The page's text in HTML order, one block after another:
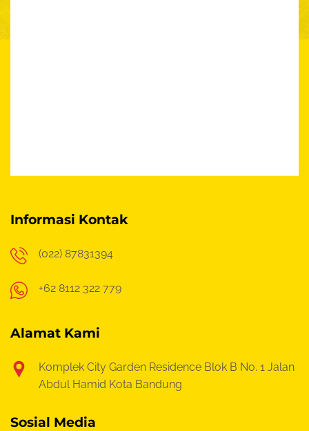
Informasi Kontak
(022) 87831394
+62 8112 322 779
Alamat Kami
Komplek City Garden Residence Blok B No. 1 Jalan
Abdul Hamid Kota Bandung
Sosial Media